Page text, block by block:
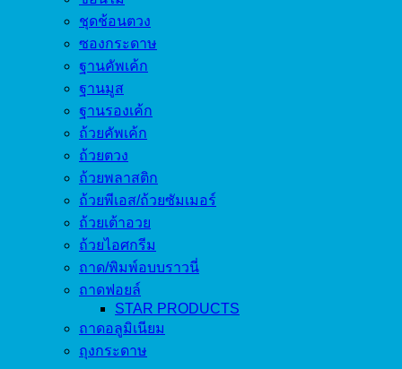
ชุดช้อนตวง
ซองกระดาษ
ฐานคัพเค้ก
ฐานมูส
ฐานรองเค้ก
ถ้วยคัพเค้ก
ถ้วยตวง
ถ้วยพลาสติก
ถ้วยพีเอส/ถ้วยซัมเมอร์
ถ้วยเต้าอวย
ถ้วยไอศกรีม
ถาด/พิมพ์อบบราวนี่
ถาดฟอยล์
STAR PRODUCTS
ถาดอลูมิเนียม
ถุงกระดาษ